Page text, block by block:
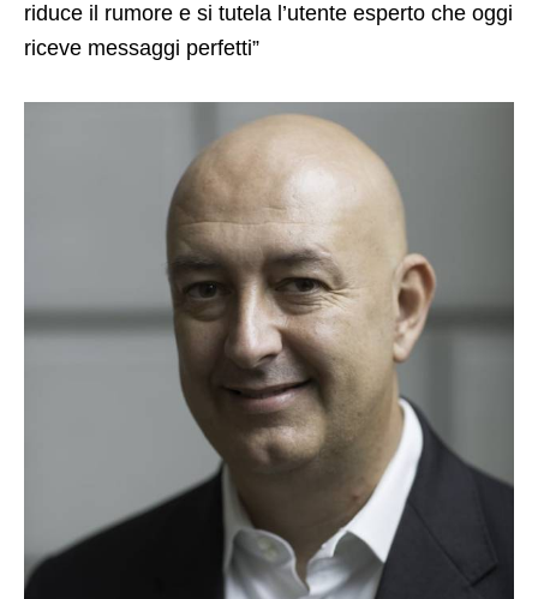
riduce il rumore e si tutela l’utente esperto che oggi
riceve messaggi perfetti”